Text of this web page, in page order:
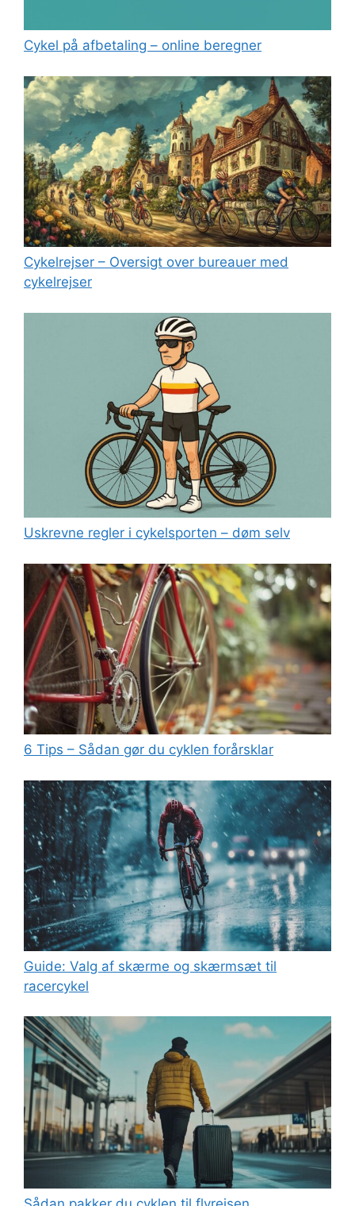
Cykel på afbetaling – online beregner
Cykelrejser – Oversigt over bureauer med
cykelrejser
Uskrevne regler i cykelsporten – døm selv
6 Tips – Sådan gør du cyklen forårsklar
Guide: Valg af skærme og skærmsæt til
racercykel